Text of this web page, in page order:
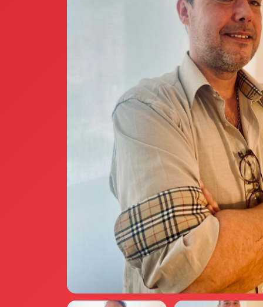
La fondatrice Valeria